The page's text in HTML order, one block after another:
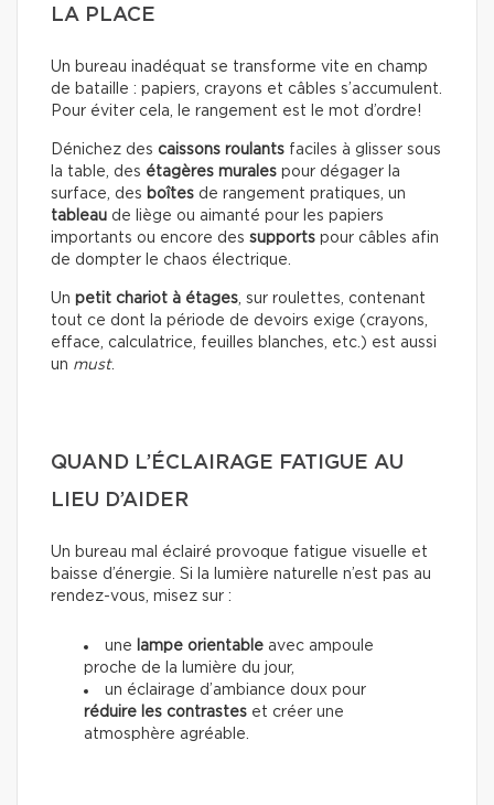
LA PLACE
Un bureau inadéquat se transforme vite en champ
de bataille : papiers, crayons et câbles s’accumulent.
Pour éviter cela, le rangement est le mot d’ordre!
Dénichez des caissons roulants faciles à glisser sous
la table, des étagères murales pour dégager la
surface, des boîtes de rangement pratiques, un
tableau de liège ou aimanté pour les papiers
importants ou encore des supports pour câbles afin
de dompter le chaos électrique.
Un petit chariot à étages, sur roulettes, contenant
tout ce dont la période de devoirs exige (crayons,
efface, calculatrice, feuilles blanches, etc.) est aussi
un must.
QUAND L’ÉCLAIRAGE FATIGUE AU
LIEU D’AIDER
Un bureau mal éclairé provoque fatigue visuelle et
baisse d’énergie. Si la lumière naturelle n’est pas au
rendez-vous, misez sur :
une lampe orientable avec ampoule
proche de la lumière du jour,
un éclairage d’ambiance doux pour
réduire les contrastes et créer une
atmosphère agréable.